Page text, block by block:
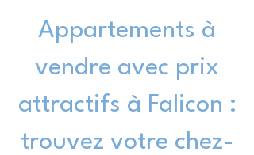
Appartements à
vendre avec prix
attractifs à Falicon :
trouvez votre chez-